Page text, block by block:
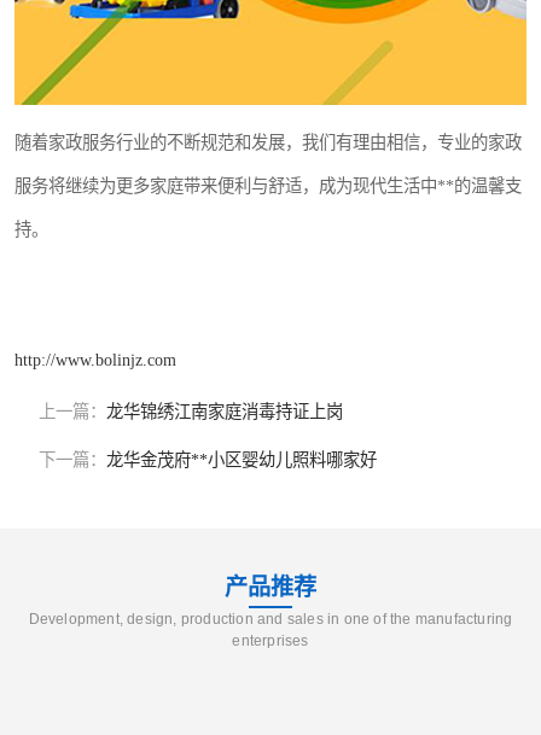
随着家政服务行业的不断规范和发展，我们有理由相信，专业的家政
服务将继续为更多家庭带来便利与舒适，成为现代生活中**的温馨支
持。
http://www.bolinjz.com
上一篇： 龙华锦绣江南家庭消毒持证上岗
下一篇： 龙华金茂府**小区婴幼儿照料哪家好
产品推荐
Development, design, production and sales in one of the manufacturing
enterprises